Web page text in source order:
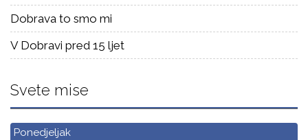
Dobrava to smo mi
V Dobravi pred 15 ljet
Svete mise
Ponedjeljak